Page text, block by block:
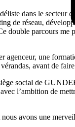
dans le
de réseau,
double parcours
agenceur, une
vérandas, avant de
social de
l’ambition de
avons une